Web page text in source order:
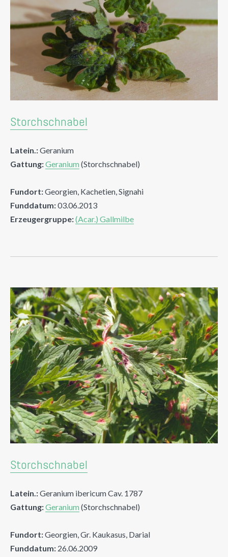
Storchschnabel
Latein.:Geranium
Gattung:Geranium (Storchschnabel)
Fundort:Georgien, Kachetien, Signahi
Funddatum:03.06.2013
Erzeugergruppe:(Acar.) Gallmilbe
Storchschnabel
Latein.:Geranium ibericum Cav. 1787
Gattung:Geranium (Storchschnabel)
Fundort:Georgien, Gr. Kaukasus, Darial
Funddatum: 26.06.2009